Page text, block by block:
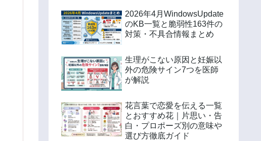
2026年4月WindowsUpdate
のKB一覧と脆弱性163件の
対策・不具合情報まとめ
生理がこない原因と妊娠以
外の危険サイン7つを医師
が解説
花言葉で恋愛を伝える一覧
とおすすめ花｜片思い・告
白・プロポーズ別の意味や
選び方徹底ガイド